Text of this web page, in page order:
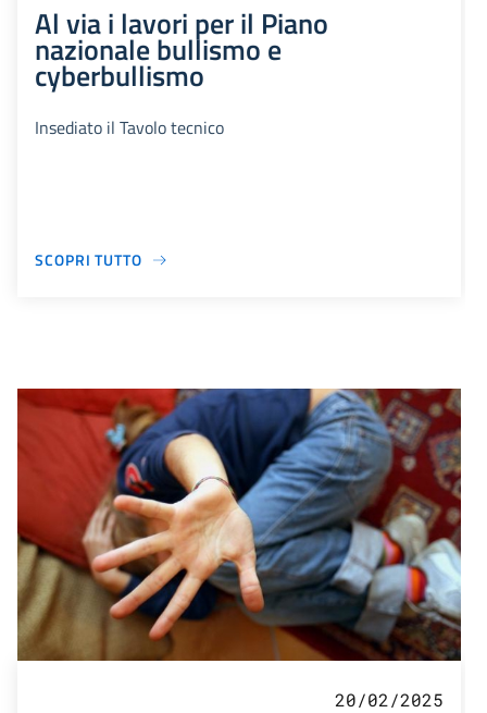
Al via i lavori per il Piano
nazionale bullismo e
cyberbullismo
Insediato il Tavolo tecnico
SCOPRI TUTTO
20/02/2025